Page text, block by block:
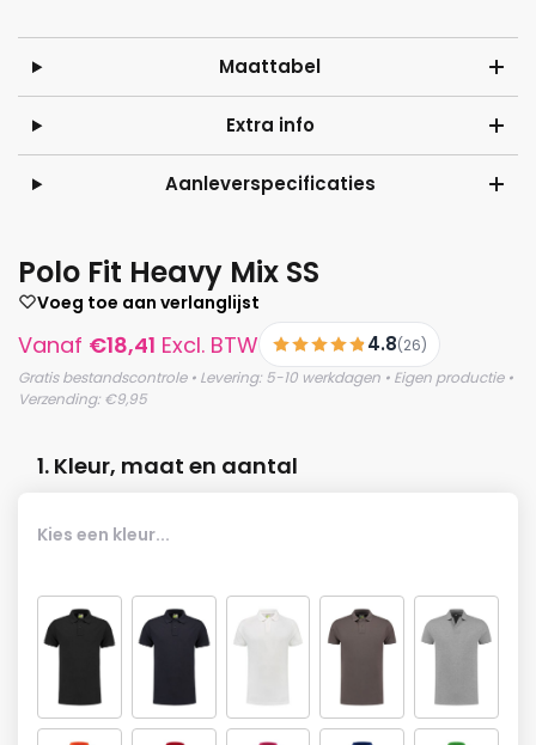
Maattabel
Extra info
Aanleverspecificaties
Polo Fit Heavy Mix SS
Voeg toe aan verlanglijst
Vanaf €18,41 Excl. BTW 4.8(26)
Gratis bestandscontrole • Levering: 5-10 werkdagen • Eigen productie •
Verzending: €9,95
1. Kleur, maat en aantal
Kies een kleur...